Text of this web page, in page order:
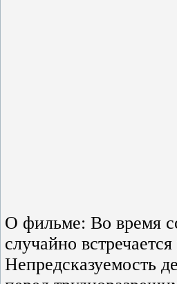
О фильме: Во время
случайно
Непредсказуемость